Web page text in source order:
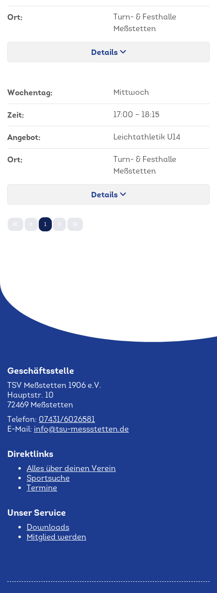
Ort:
Turn- & Festhalle
Meßstetten
Details
Wochentag: Mittwoch
Zeit: 17:00 – 18:15
Angebot: Leichtathletik U14
Ort:
Turn- & Festhalle
Meßstetten
Details
1
Geschäftsstelle
TSV Meßstetten 1906 e.V.
Hauptstr. 10
72469 Meßstetten
Telefon: 07431/6026581
E-Mail: info@tsv-messstetten.de
Direktlinks
Alles über deinen Verein
Sportsuche
Termine
Unser Service
Downloads
Mitglied werden